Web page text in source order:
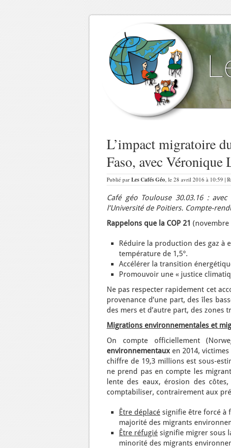
L’impact migratoire
Faso, avec Véronique
Publié par Les Cafés Géo, le 28 avril 2016 à 10:59 |
Café géo Toulouse 30.03.16 :
l’Université de Poitiers. Compte-
Rappelons que la COP 21 (novembre
Réduire la production des gaz à
température de 1,5°.
Accélérer la transition
Promouvoir une « justice
Ne pas respecter rapidement cet
provenance d’une part, des îles
des mers et d’autre part, des zones
Migrations environnementales et
On compte officiellement
environnementaux en 2014,
chiffre de 19,3 millions est sous-
ne prend pas en compte les
lente des eaux, érosion des
comptabiliser, contrairement aux
Être déplacé signifie être forcé à
majorité des migrants
Être réfugié signifie migrer sous
minorité des migrants